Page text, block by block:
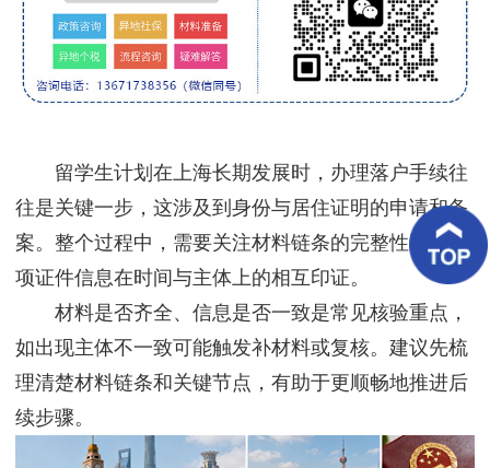
务
优
案
客
评
新
闻
资
留学生计划在上海长期发展时，办理落户手续往
往是关键一步，这涉及到身份与居住证明的申请和备
案。整个过程中，需要关注材料链条的完整性以及各
项证件信息在时间与主体上的相互印证。
材料是否齐全、信息是否一致是常见核验重点，
如出现主体不一致可能触发补材料或复核。建议先梳
理清楚材料链条和关键节点，有助于更顺畅地推进后
续步骤。